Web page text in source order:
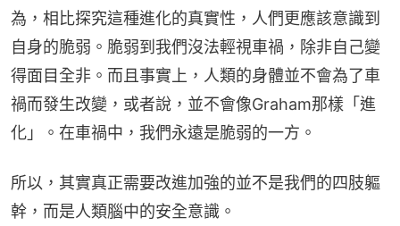
為，相比探究這種進化的真實性，人們更應該意識到
自身的脆弱。脆弱到我們沒法輕視車禍，除非自己變
得面目全非。而且事實上，人類的身體並不會為了車
禍而發生改變，或者說，並不會像Graham那樣「進
化」。在車禍中，我們永遠是脆弱的一方。
所以，其實真正需要改進加強的並不是我們的四肢軀
幹，而是人類腦中的安全意識。